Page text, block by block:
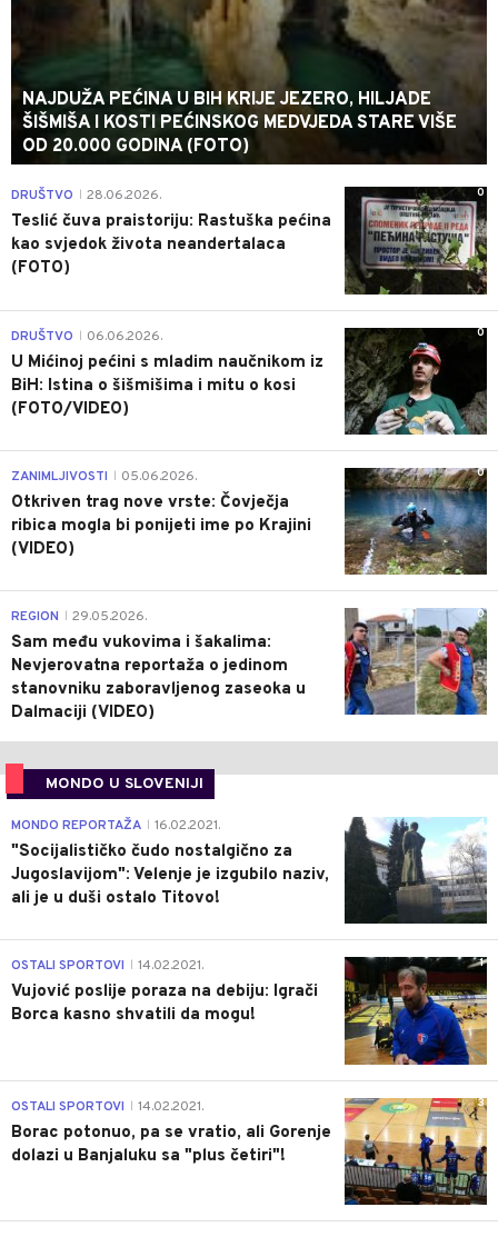
NAJDUŽA PEĆINA U BIH KRIJE JEZERO, HILJADE
ŠIŠMIŠA I KOSTI PEĆINSKOG MEDVJEDA STARE VIŠE
OD 20.000 GODINA (FOTO)
0
DRUŠTVO 28.06.2026.
Teslić čuva praistoriju: Rastuška pećina
kao svjedok života neandertalaca
(FOTO)
0
DRUŠTVO 06.06.2026.
U Mićinoj pećini s mladim naučnikom iz
BiH: Istina o šišmišima i mitu o kosi
(FOTO/VIDEO)
0
ZANIMLJIVOSTI 05.06.2026.
Otkriven trag nove vrste: Čovječja
ribica mogla bi ponijeti ime po Krajini
(VIDEO)
0
REGION 29.05.2026.
Sam među vukovima i šakalima:
Nevjerovatna reportaža o jedinom
stanovniku zaboravljenog zaseoka u
Dalmaciji (VIDEO)
MONDO U SLOVENIJI
4
MONDO REPORTAŽA 16.02.2021.
"Socijalističko čudo nostalgično za
Jugoslavijom": Velenje je izgubilo naziv,
ali je u duši ostalo Titovo!
1
OSTALI SPORTOVI 14.02.2021.
Vujović poslije poraza na debiju: Igrači
Borca kasno shvatili da mogu!
3
OSTALI SPORTOVI 14.02.2021.
Borac potonuo, pa se vratio, ali Gorenje
dolazi u Banjaluku sa "plus četiri"!